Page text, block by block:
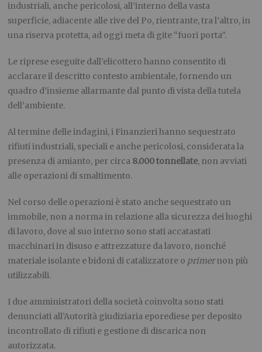
industriali, anche pericolosi, all’interno della vasta
superficie, adiacente alle rive del Po, rientrante, tra l’altro, in
una riserva protetta, ad oggi meta di gite “fuori porta”.
Le riprese eseguite dall’elicottero hanno consentito di
acclarare il descritto contesto ambientale, fornendo un
quadro d’insieme allarmante dal punto di vista della tutela
dell’ambiente.
Al termine delle indagini, i Finanzieri hanno sequestrato
rifiuti industriali, speciali e anche pericolosi, considerata la
presenza di amianto, per circa 8.000 tonnellate, non avviati
alle operazioni di smaltimento.
Nel corso delle operazioni è stato anche sequestrato un
immobile, non a norma in relazione alla sicurezza dei luoghi
di lavoro, dove al suo interno sono stati accatastati
macchinari in disuso e attrezzature da lavoro, nonché
materiale isolante e bidoni di catalizzatore o primernon più
utilizzabili.
I due amministratori della società coinvolta sono stati
denunciati all’Autorità giudiziaria eporediese per deposito
incontrollato di rifiuti e gestione di discarica non
autorizzata.